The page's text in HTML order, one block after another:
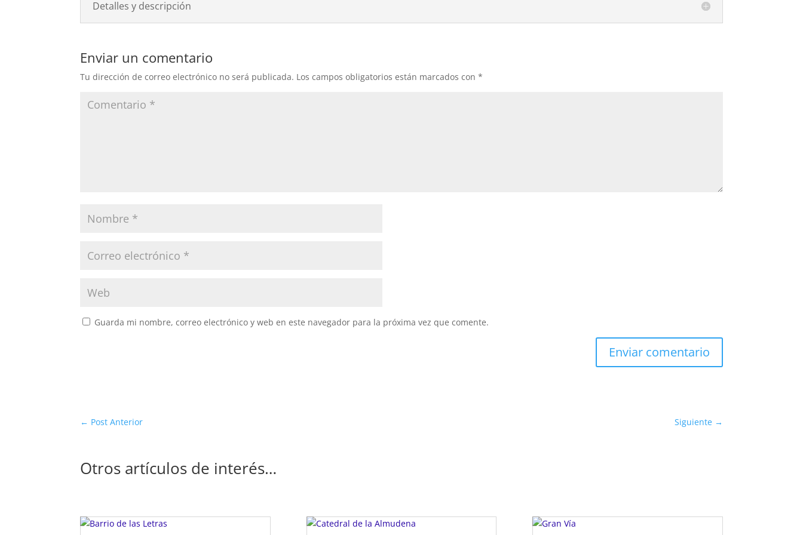
Detalles y descripción
Enviar un comentario
Tu dirección de correo electrónico no será publicada. Los campos obligatorios están marcados con*
Guarda mi nombre, correo electrónico y web en este navegador para la próxima vez que comente.
Enviar comentario
← Post Anterior Siguiente→
Otros artículos de interés…